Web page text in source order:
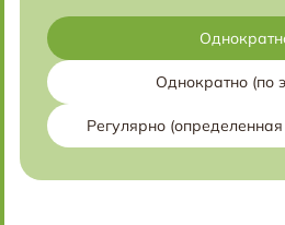
Однократно (по
Регулярно